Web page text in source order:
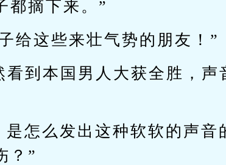
都摘下来。”
给这些来壮气势的朋友！”
到本国男人大获全胜，声
怎么发出这种软软的声音
？”